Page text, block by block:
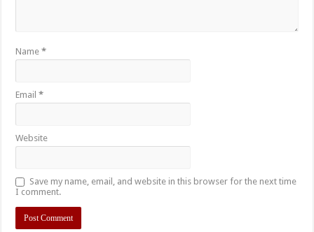
Name*
Email*
Website
Save my name, email, and website in this browser for the next time
I comment.